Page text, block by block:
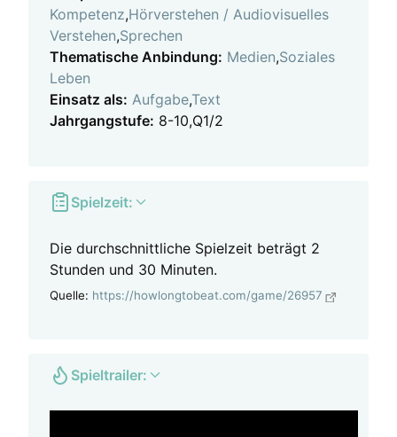
Kompetenz,Hörverstehen / Audiovisuelles
Verstehen,Sprechen
Thematische Anbindung: Medien,Soziales
Leben
Einsatz als: Aufgabe,Text
Jahrgangstufe: 8-10,Q1/2
Spielzeit:
Die durchschnittliche Spielzeit beträgt 2
Stunden und 30 Minuten.
Quelle: https://howlongtobeat.com/game/26957
Spieltrailer: